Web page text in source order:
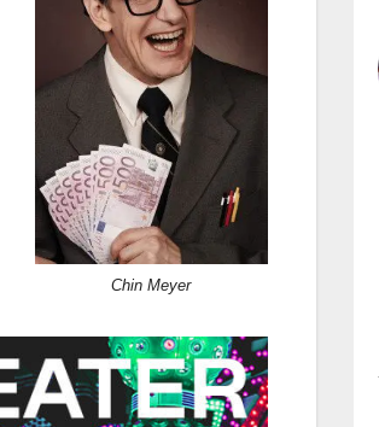
Chin Meyer